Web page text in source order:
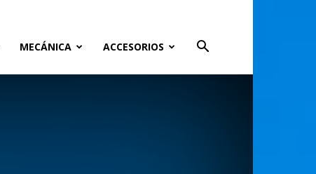
MECÁNICA ACCESORIOS